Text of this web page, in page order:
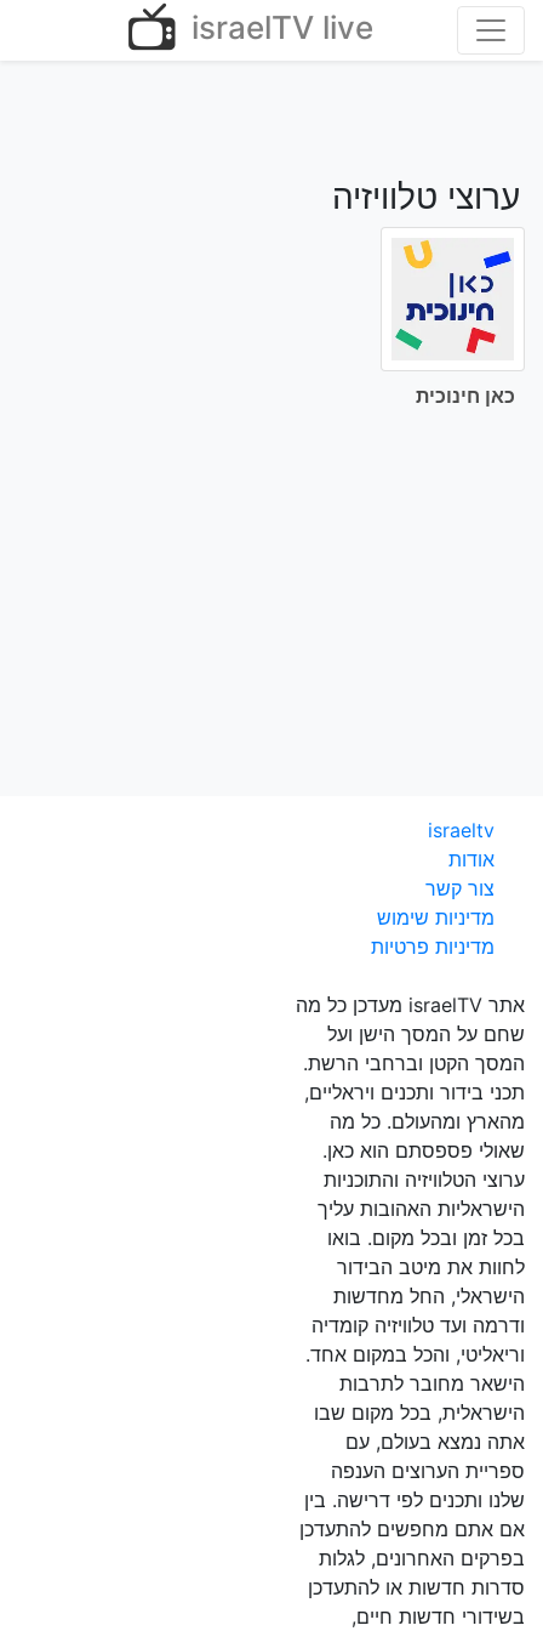
Skip
israelTV live
ערוצי טלוויזיה
כאן חינוכית
israeltv
אודות
צור קשר
מדיניות שימוש
מדיניות פרטיות
אתר israelTV מעדכן כל מה
שחם על המסך הישן ועל
המסך הקטן וברחבי הרשת.
תכני בידור ותכנים ויראליים,
מהארץ ומהעולם. כל מה
שאולי פספסתם הוא כאן.
ערוצי הטלוויזיה והתוכניות
הישראליות האהובות עליך
בכל זמן ובכל מקום. בואו
לחוות את מיטב הבידור
הישראלי, החל מחדשות
ודרמה ועד טלוויזיה קומדיה
וריאליטי, והכל במקום אחד.
הישאר מחובר לתרבות
הישראלית, בכל מקום שבו
אתה נמצא בעולם, עם
ספריית הערוצים הענפה
שלנו ותכנים לפי דרישה. בין
אם אתם מחפשים להתעדכן
בפרקים האחרונים, לגלות
סדרות חדשות או להתעדכן
בשידורי חדשות חיים,